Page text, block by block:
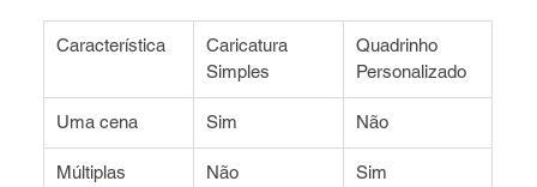
Característica
Caricatura
Simples
Quadrinho
Personalizado
Uma cena Sim Não
Múltiplas
Não Sim